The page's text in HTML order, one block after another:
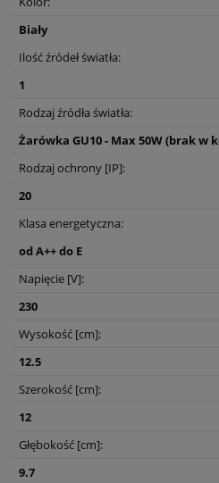
Biały
Ilość źródeł światła:
1
Rodzaj źródła światła:
Żarówka GU10 - Max 50W (brak w
Rodzaj ochrony [IP]:
20
Klasa energetyczna:
od A++ do E
Napięcie [V]:
230
Wysokość [cm]:
12.5
Szerokość [cm]:
12
Głębokość [cm]:
9.7